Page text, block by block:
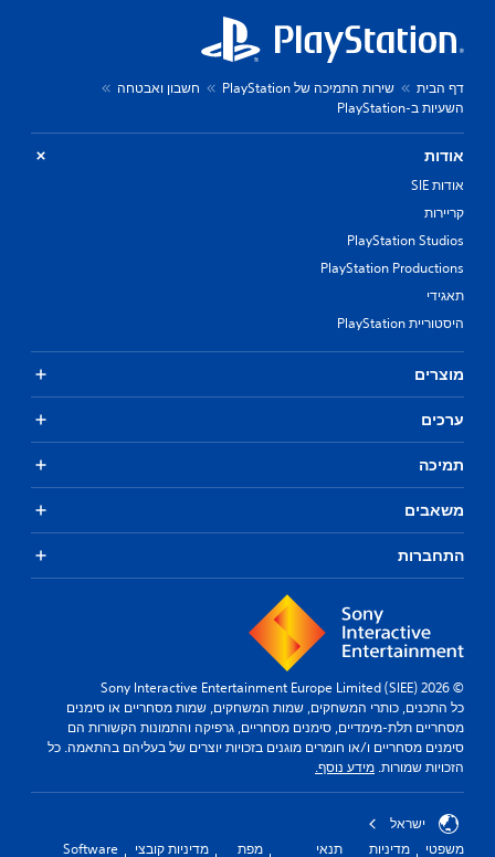
דף הבית שירות התמיכה של PlayStation
חשבון ואבטחה
השעיות ב-PlayStation
אודות
אודות SIE
קריירות
PlayStation Studios
PlayStation Productions
תאגידי
היסטוריית PlayStation
מוצרים
ערכים
תמיכה
משאבים
התחברות
© 2026 Sony Interactive Entertainment Europe Limited (SIEE)
כל התכנים, כותרי המשחקים, שמות המשחקים, שמות מסחריים או סימנים
מסחריים תלת-מימדיים, סימנים מסחריים, גרפיקה והתמונות הקשורות הם
סימנים מסחריים ו/או חומרים מוגנים בזכויות יוצרים של בעליהם בהתאמה. כל
הזכויות שמורות.מידע נוסף.
ישראל
משפטי מדיניות תנאי מפת מדיניות קובצי Software